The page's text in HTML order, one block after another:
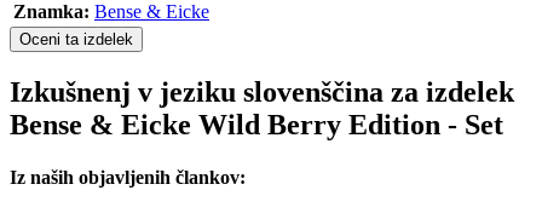
Znamka: Bense & Eicke
Oceni ta izdelek
Izkušnenj v jeziku slovenščina za izdelek
Bense & Eicke Wild Berry Edition - Set
Iz naših objavljenih člankov: